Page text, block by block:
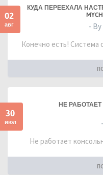
02
авг
КУДА ПЕРЕЕХАЛА
- By
Конечно есть!
30
июл
НЕ
Не работает